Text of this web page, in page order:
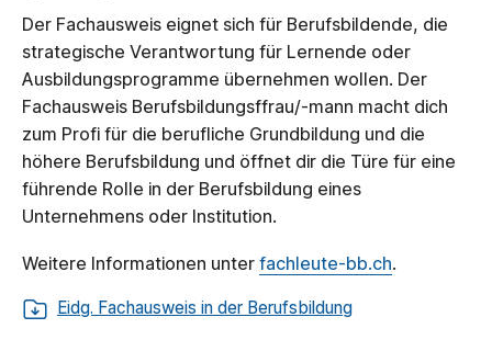
Der Fachausweis eignet sich für Berufsbildende, die
strategische Verantwortung für Lernende oder
Ausbildungsprogramme übernehmen wollen. Der
Fachausweis Berufsbildungsffrau/-mann macht dich
zum Profi für die berufliche Grundbildung und die
höhere Berufsbildung und öffnet dir die Türe für eine
führende Rolle in der Berufsbildung eines
Unternehmens oder Institution.
Weitere Informationen unter fachleute-bb.ch.
Eidg. Fachausweis in der Berufsbildung